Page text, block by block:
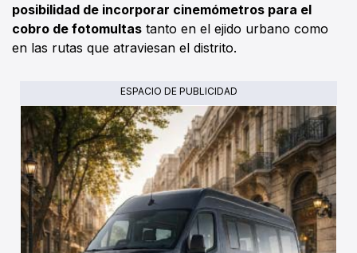
posibilidad de incorporar cinemómetros para el
cobro de fotomultas tanto en el ejido urbano como
en las rutas que atraviesan el distrito.
ESPACIO DE PUBLICIDAD